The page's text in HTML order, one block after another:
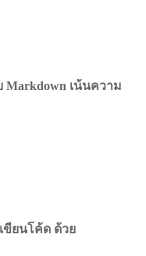
Markdown เน้นความ
ขียนโค้ด ด้วย